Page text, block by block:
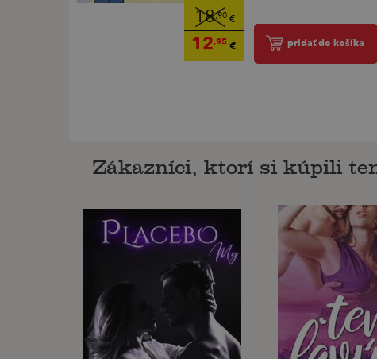
18,90€
12,95€ pridať do košíka
Zákazníci, ktorí si kúpili